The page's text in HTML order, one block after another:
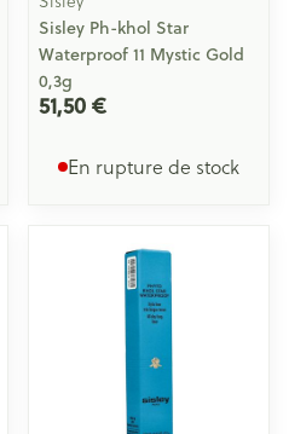
Sisley Ph-khol Star
Waterproof 11 Mystic Gold
0,3g
51,50 €
En rupture de stock